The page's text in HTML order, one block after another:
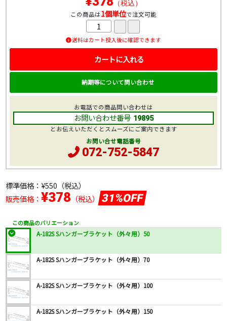
標準価格： ¥550 （税込）
販売価格： ¥378 （税込） 31%OFF
この商品のバリエーション
A-182S Sハンガーブラケット（外々用）50
A-182S Sハンガーブラケット（外々用）70
A-182S Sハンガーブラケット（外々用）100
A-182S Sハンガーブラケット（外々用）150
（税込）
この商品は1個単位で注文可能
送料はカート投入後に確認できます
カートに入れる
納期等について問い合わせ
お電話での商品問い合わせは
お問い合わせ番号 19895
とお伝えいただくとスムーズにご案内できます
お問い合せ電話番号
072-752-5847